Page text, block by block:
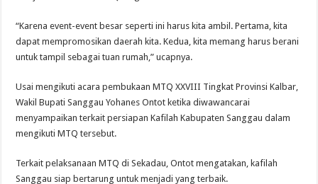
“Karena event-event besar seperti ini harus kita ambil. Pertama, kita
dapat mempromosikan daerah kita. Kedua, kita memang harus berani
untuk tampil sebagai tuan rumah,” ucapnya.
Usai mengikuti acara pembukaan MTQ XXVIII Tingkat Provinsi Kalbar,
Wakil Bupati Sanggau Yohanes Ontot ketika diwawancarai
menyampaikan terkait persiapan Kafilah Kabupaten Sanggau dalam
mengikuti MTQ tersebut.
Terkait pelaksanaan MTQ di Sekadau, Ontot mengatakan, kafilah
Sanggau siap bertarung untuk menjadi yang terbaik.